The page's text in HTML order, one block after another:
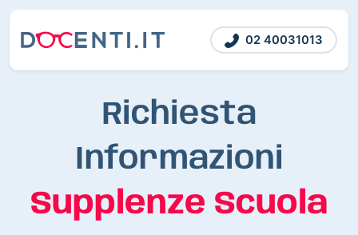
02 40031013
Richiesta
Informazioni
Supplenze Scuola